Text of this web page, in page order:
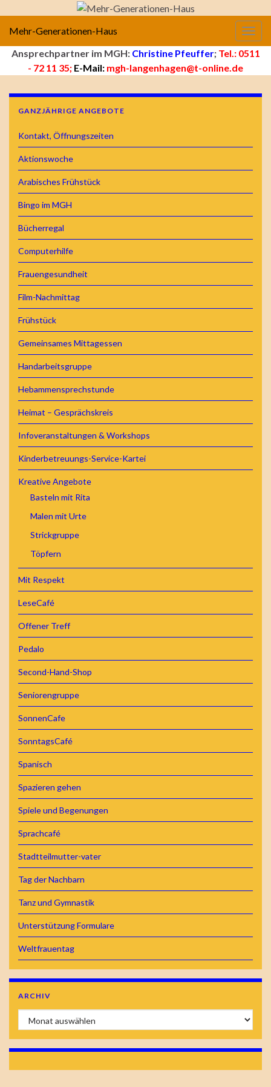
Mehr-Generationen-Haus
Ansprechpartner im MGH: Christine Pfeuffer; Tel.: 0511
- 72 11 35; E-Mail: mgh-langenhagen@t-online.de
GANZJÄHRIGE ANGEBOTE
Kontakt, Öffnungszeiten
Aktionswoche
Arabisches Frühstück
Bingo im MGH
Bücherregal
Computerhilfe
Frauengesundheit
Film-Nachmittag
Frühstück
Gemeinsames Mittagessen
Handarbeitsgruppe
Hebammensprechstunde
Heimat – Gesprächskreis
Infoveranstaltungen & Workshops
Kinderbetreuungs-Service-Kartei
Kreative Angebote
Basteln mit Rita
Malen mit Urte
Strickgruppe
Töpfern
Mit Respekt
LeseCafé
Offener Treff
Pedalo
Second-Hand-Shop
Seniorengruppe
SonnenCafe
SonntagsCafé
Spanisch
Spazieren gehen
Spiele und Begenungen
Sprachcafé
Stadtteilmutter-vater
Tag der Nachbarn
Tanz und Gymnastik
Unterstützung Formulare
Weltfrauentag
ARCHIV